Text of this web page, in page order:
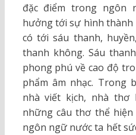
đặc điểm trong ngôn
hưởng tới sự hình thành
có tới sáu thanh,
thanh không. Sáu
phong phú về cao độ
phẩm âm nhạc. Trong
nhà viết kịch, nhà thơ
những câu thơ thể
ngôn ngữ nước ta hết